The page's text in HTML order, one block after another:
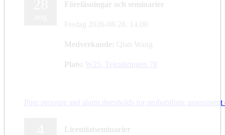
Föreläsningar och seminarier
Fredag 2026-08-28, 14.00
Medverkande: Qian Wang
Plats: W25, Teknikringen 78
Pore pressure and alarm thresholds for probabilistic
Licentiatseminarier